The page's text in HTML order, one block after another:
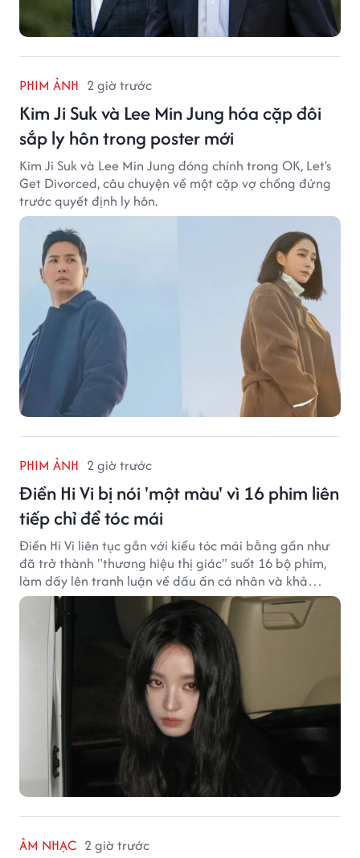
PHIM ẢNH 2 giờ trước
Kim Ji Suk và Lee Min Jung hóa cặp đôi
sắp ly hôn trong poster mới
Kim Ji Suk và Lee Min Jung đóng chính trong OK, Let's
Get Divorced, câu chuyện về một cặp vợ chồng đứng
trước quyết định ly hôn.
PHIM ẢNH 2 giờ trước
Điền Hi Vi bị nói 'một màu' vì 16 phim liên
tiếp chỉ để tóc mái
Điền Hi Vi liên tục gắn với kiểu tóc mái bằng gần như
đã trở thành "thương hiệu thị giác" suốt 16 bộ phim,
làm dấy lên tranh luận về dấu ấn cá nhân và khả
năng biến hóa trên màn ảnh.
ÂM NHẠC 2 giờ trước